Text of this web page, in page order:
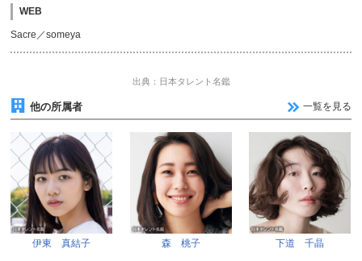
WEB
Sacre／someya
出典：日本タレント名鑑
他の所属者 一覧を見る
伊東 真結子 森 桃子 下道 千晶